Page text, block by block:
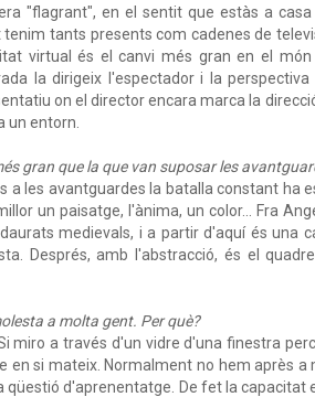
"flagrant", en el sentit que estàs a
tants presents com cadenes de
virtual és el canvi més gran en el món
la dirigeix l'espectador i la perspectiva
on el director encara marca la
un entorn.
gran que la que van suposar les
a les avantguardes la batalla constant ha
un paisatge, l'ànima, un color... Fra
medievals, i a partir d'aquí és una
Després, amb l'abstracció, és el
a molta gent. Per què?
miro a través d'un vidre d'una finestra
en si mateix. Normalment no hem après a
qüestió d'aprenentatge. De fet la capacitat